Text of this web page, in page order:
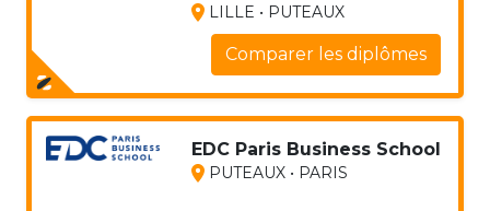
LILLE • PUTEAUX
Comparer les diplômes
EDC Paris Business School
PUTEAUX • PARIS